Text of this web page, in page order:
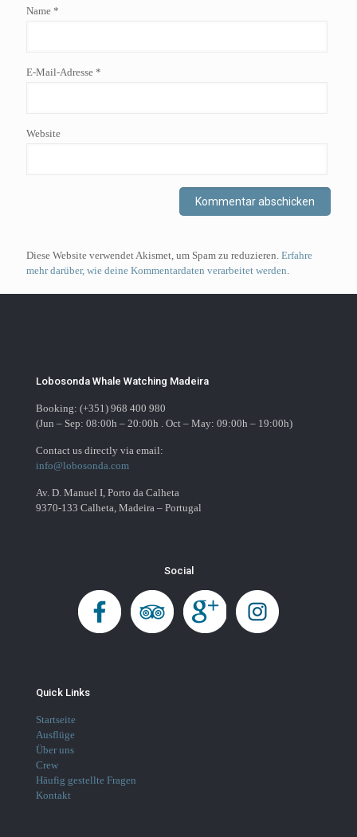
Name *
E-Mail-Adresse *
Website
Diese Website verwendet Akismet, um Spam zu reduzieren. Erfahre
mehr darüber, wie deine Kommentardaten verarbeitet werden.
Lobosonda Whale Watching Madeira
Booking: (+351) 968 400 980
(Jun – Sep: 08:00h – 20:00h . Oct – May: 09:00h – 19:00h)
Contact us directly via email:
info@lobosonda.com
Av. D. Manuel I, Porto da Calheta
9370-133 Calheta, Madeira – Portugal
Social
Quick Links
Startseite
Ausflüge
Über uns
Crew
Häufig gestellte Fragen
Kontakt